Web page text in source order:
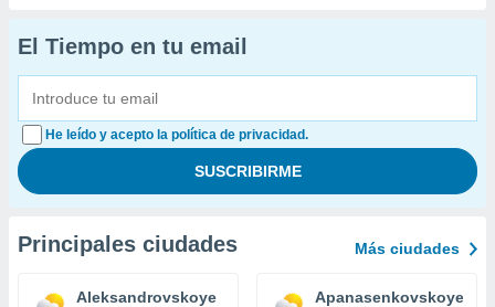
El Tiempo en tu email
He leído y acepto la política de privacidad.
Principales ciudades Más ciudades
Aleksandrovskoye Apanasenkovskoye